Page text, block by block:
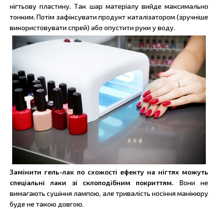
нігтьову пластину. Так шар матеріалу вийде максимально
тонким. Потім зафіксувати продукт каталізатором (зручніше
використовувати спрей) або опустити руки у воду.
Замінити гель-лак по схожості ефекту на нігтях можуть
спеціальні лаки зі склоподібним покриттям. Вони не
вимагають сушіння лампою, але тривалість носіння манікюру
буде не такою довгою.